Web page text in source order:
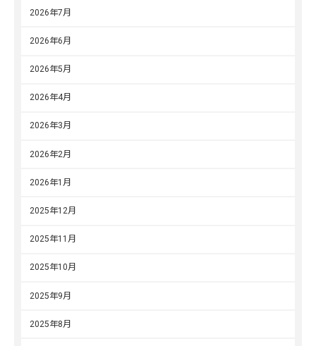
2026年7月
2026年6月
2026年5月
2026年4月
2026年3月
2026年2月
2026年1月
2025年12月
2025年11月
2025年10月
2025年9月
2025年8月